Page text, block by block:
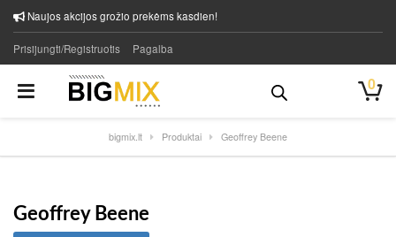
Naujos akcijos grožio prekėms kasdien!
Prisijungti/Registruotis Pagalba
0
bigmix.lt Produktai Geoffrey Beene
Geoffrey Beene